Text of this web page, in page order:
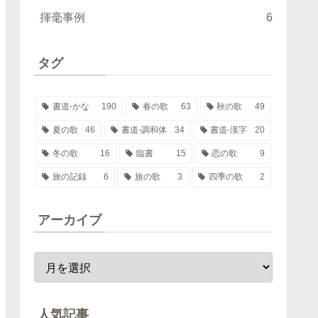
揮毫事例 6
タグ
書道-かな 190 春の歌 63 秋の歌 49
夏の歌 46 書道-調和体 34 書道-漢字 20
冬の歌 16 臨書 15 恋の歌 9
旅の記録 6 旅の歌 3 四季の歌 2
アーカイブ
人気記事